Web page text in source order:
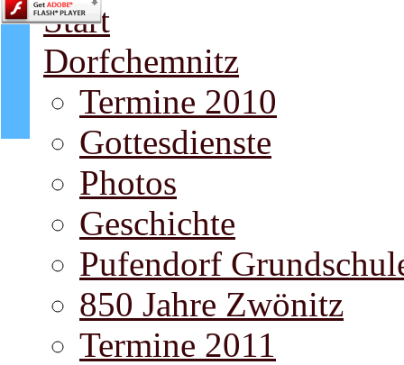
Start
Dorfchemnitz
Termine 2010
Gottesdienste
Photos
Geschichte
Pufendorf
850 Jahre Zwönitz
Termine 2011